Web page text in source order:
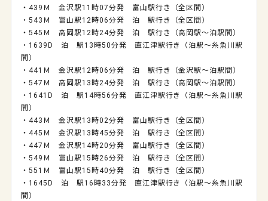
・439Ｍ 金沢駅11時07分発 富山駅行き（全区間）
・543Ｍ 富山駅12時06分発 泊 駅行き（全区間）
・545Ｍ 高岡駅12時24分発 泊 駅行き（高岡駅～泊駅間）
・1639D 泊 駅13時50分発 直江津駅行き（泊駅～糸魚川駅
間）
・441Ｍ 金沢駅12時06分発 泊 駅行き（金沢駅～泊駅間）
・547Ｍ 高岡駅13時24分発 泊 駅行き（高岡駅～泊駅間）
・1641D 泊 駅14時56分発 直江津駅行き（泊駅～糸魚川駅
間）
・443Ｍ 金沢駅13時02分発 富山駅行き（全区間）
・445Ｍ 金沢駅13時45分発 泊 駅行き（全区間）
・447Ｍ 金沢駅14時20分発 富山駅行き（全区間）
・549Ｍ 富山駅15時26分発 泊 駅行き（全区間）
・551Ｍ 富山駅15時40分発 泊 駅行き（全区間）
・1645D 泊 駅16時33分発 直江津駅行き（泊駅～糸魚川駅
間）